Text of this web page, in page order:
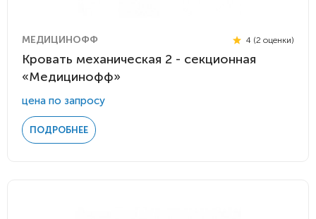
МЕДИЦИНОФФ 4 (2 оценки)
Кровать механическая 2 - секционная
«Медицинофф»
цена по запросу
ПОДРОБНЕЕ